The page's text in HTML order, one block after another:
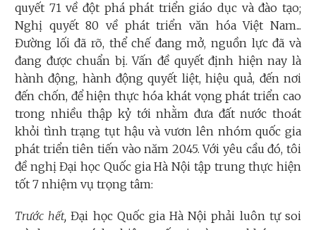
quyết 71 về đột phá phát triển giáo dục và đào tạo;
Nghị quyết 80 về phát triển văn hóa Việt Nam...
Đường lối đã rõ, thể chế đang mở, nguồn lực đã và
đang được chuẩn bị. Vấn đề quyết định hiện nay là
hành động, hành động quyết liệt, hiệu quả, đến nơi
đến chốn, để hiện thực hóa khát vọng phát triển cao
trong nhiều thập kỷ tới nhằm đưa đất nước thoát
khỏi tình trạng tụt hậu và vươn lên nhóm quốc gia
phát triển tiên tiến vào năm 2045. Với yêu cầu đó, tôi
đề nghị Đại học Quốc gia Hà Nội tập trung thực hiện
tốt 7 nhiệm vụ trọng tâm:
Trước hết,Đại học Quốc gia Hà Nội phải luôn tự soi